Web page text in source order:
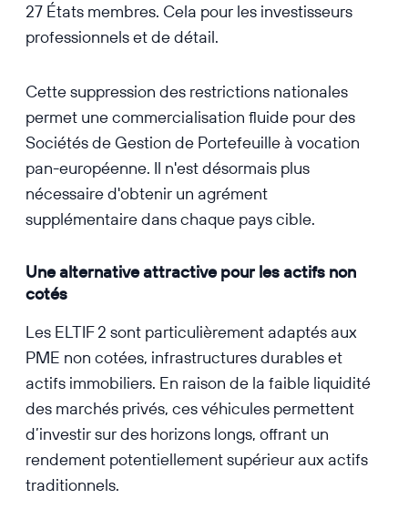
27 États membres. Cela pour les investisseurs
professionnels et de détail.
Cette suppression des restrictions nationales
permet une commercialisation fluide pour des
Sociétés de Gestion de Portefeuille à vocation
pan-européenne. Il n'est désormais plus
nécessaire d'obtenir un agrément
supplémentaire dans chaque pays cible.
Une alternative attractive pour les actifs non
cotés
Les ELTIF 2 sont particulièrement adaptés aux
PME non cotées, infrastructures durables et
actifs immobiliers. En raison de la faible liquidité
des marchés privés, ces véhicules permettent
d’investir sur des horizons longs, offrant un
rendement potentiellement supérieur aux actifs
traditionnels.